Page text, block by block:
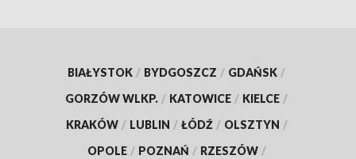
BIAŁYSTOK / BYDGOSZCZ / GDAŃSK /
GORZÓW WLKP. / KATOWICE / KIELCE /
KRAKÓW / LUBLIN / ŁÓDŹ / OLSZTYN /
OPOLE / POZNAŃ / RZESZÓW /